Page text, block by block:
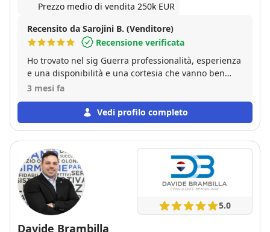
Prezzo medio di vendita 250k EUR
Recensito da Sarojini B. (Venditore)
Recensione verificata
Ho trovato nel sig Guerra professionalità, esperienza
e una disponibilità e una cortesia che vanno ben
oltre il semplice ruolo di agente immobiliare. Grazie.
3 mesi fa
Vedi profilo completo
5.0
Davide Brambilla